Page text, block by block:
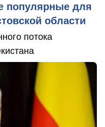
популярные для
области
потока